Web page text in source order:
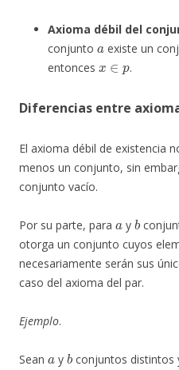
Axioma débil del
conjunto
a
existe un
entonces
x ∈p
.
Diferencias entre
El axioma débil de existencia
menos un conjunto, sin
conjunto vacío.
Por su parte, para y
b
otorga un conjunto cuyos
necesariamente serán sus
caso del axioma del par.
Ejemplo.
Sean y
b
conjuntos distintos